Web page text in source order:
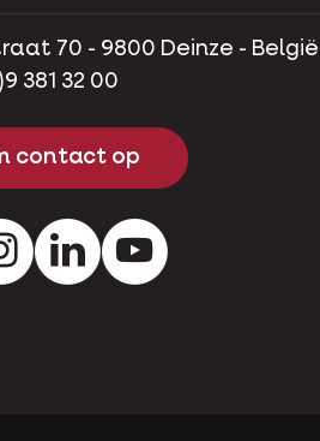
70 - 9800 Deinze - België
381 32 00
contact op
InstagramLinkedInYoutube